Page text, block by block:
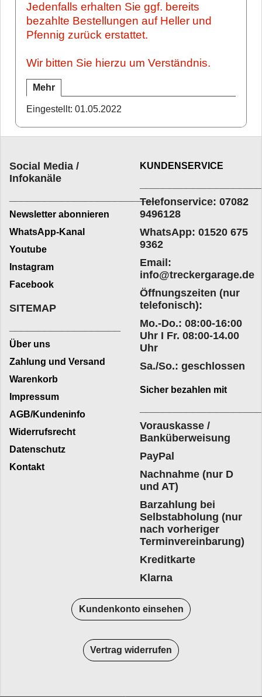
Jedenfalls erhalten Sie ggf. bereits
bezahlte Bestellungen auf Heller und
Pfennig zurück erstattet.
Wir bitten Sie hierzu um Verständnis.
Mehr
Eingestellt: 01.05.2022
Social Media /
Infokanäle
_________________________
Newsletter abonnieren
WhatsApp-Kanal
Youtube
Instagram
Facebook
KUNDENSERVICE
Telefonservice: 07082
9496128
WhatsApp: 01520 675
9362
Email:
info@treckergarage.de
Öffnungszeiten (nur
telefonisch):
Mo.-Do.: 08:00-16:00
Uhr I Fr. 08:00-14.00
Uhr
Sa./So.: geschlossen
SITEMAP
Über uns
Zahlung und Versand
Warenkorb
Impressum
AGB/Kundeninfo
Widerrufsrecht
Datenschutz
Kontakt
Sicher bezahlen mit
Vorauskasse /
Banküberweisung
PayPal
Nachnahme (nur D
und AT)
Barzahlung bei
Selbstabholung (nur
nach vorheriger
Terminvereinbarung)
Kreditkarte
Klarna
Kundenkonto einsehen
Vertrag widerrufen